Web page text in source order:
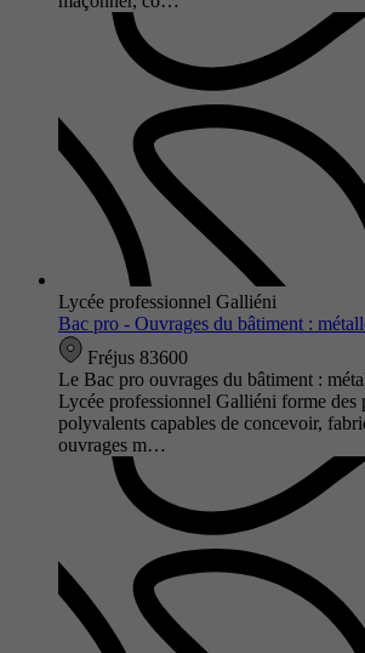
Lycée professionnel Galliéni
Bac pro - Ouvrages du bâtiment :
Fréjus 83600
Le Bac pro ouvrages du bâtiment :
Lycée professionnel Galliéni forme des
polyvalents capables de concevoir,
ouvrages m…